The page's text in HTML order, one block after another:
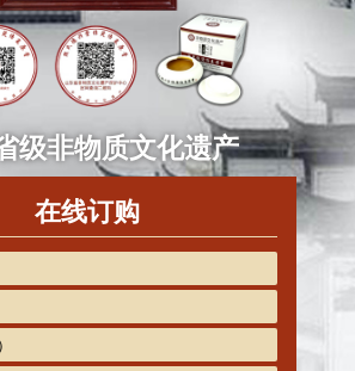
级非物质文化遗产
在线订购